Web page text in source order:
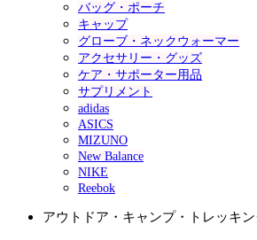
バッグ・ポーチ
キャップ
グローブ・ネックウォーマー
アクセサリー・グッズ
ケア・サポーター用品
サプリメント
adidas
ASICS
MIZUNO
New Balance
NIKE
Reebok
アウトドア・キャンプ・トレッキ